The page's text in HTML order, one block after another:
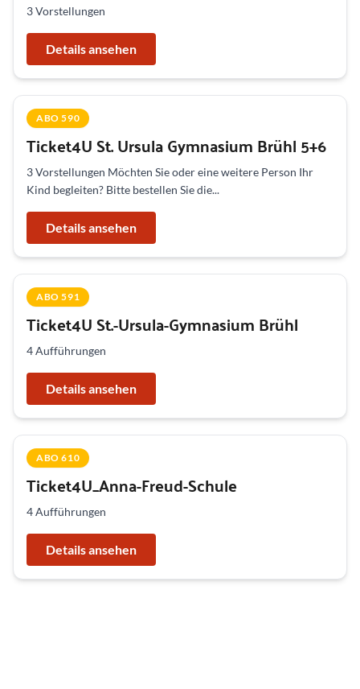
3 Vorstellungen
Details ansehen
ABO 590
Ticket4U St. Ursula Gymnasium Brühl 5+6
3 Vorstellungen Möchten Sie oder eine weitere Person Ihr
Kind begleiten? Bitte bestellen Sie die...
Details ansehen
ABO 591
Ticket4U St.-Ursula-Gymnasium Brühl
4 Aufführungen
Details ansehen
ABO 610
Ticket4U_Anna-Freud-Schule
4 Aufführungen
Details ansehen